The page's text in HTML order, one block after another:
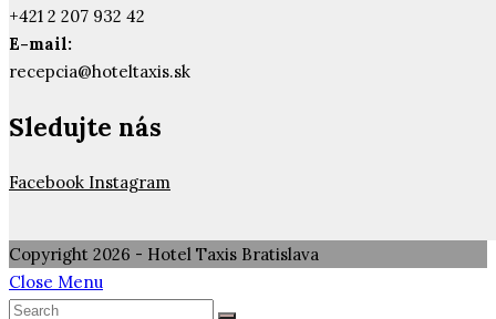
+421 2 207 932 42
E-mail:
recepcia@hoteltaxis.sk
Sledujte nás
Facebook Instagram
Copyright 2026 - Hotel Taxis Bratislava
Close Menu